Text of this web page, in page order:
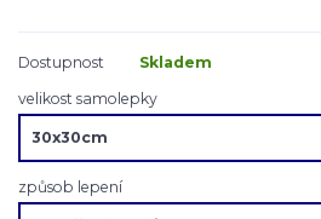
Dostupnost
Skladem
velikost samolepky
způsob lepení